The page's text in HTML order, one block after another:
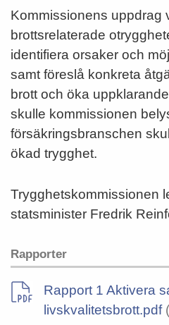
Kommissionens uppdrag
brottsrelaterade
identifiera orsaker och
samt föreslå konkreta
brott och öka
skulle kommissionen
försäkringsbranschen
ökad trygghet.
Trygghetskommissionen
statsminister Fredrik
Rapporter
Rapport 1 Aktivera
livskvalitetsbrott.pdf